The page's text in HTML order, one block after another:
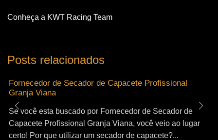
Conheça a KWT Racing Team
Posts relacionados
Fornecedor de Secador de Capacete Profissional
Granja Viana
Se você esta buscado por Fornecedor de Secador de
Capacete Profissional Granja Viana, você veio ao lugar
certo! Por que utilizar um secador de capacete?...